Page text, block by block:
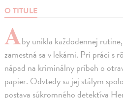
O TITULE
Aby unikla každodennej
zamestná sa v lekárni. Pri práci s
nápad na kriminálny príbeh o
papier. Odvtedy sa jej stálym
postava súkromného detektíva